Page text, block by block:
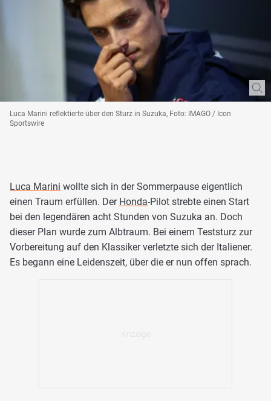
Luca Marini reflektierte über den Sturz in Suzuka, Foto: IMAGO / Icon
Sportswire
Luca Marini wollte sich in der Sommerpause eigentlich
einen Traum erfüllen. Der Honda-Pilot strebte einen Start
bei den legendären acht Stunden von Suzuka an. Doch
dieser Plan wurde zum Albtraum. Bei einem Teststurz zur
Vorbereitung auf den Klassiker verletzte sich der Italiener.
Es begann eine Leidenszeit, über die er nun offen sprach.